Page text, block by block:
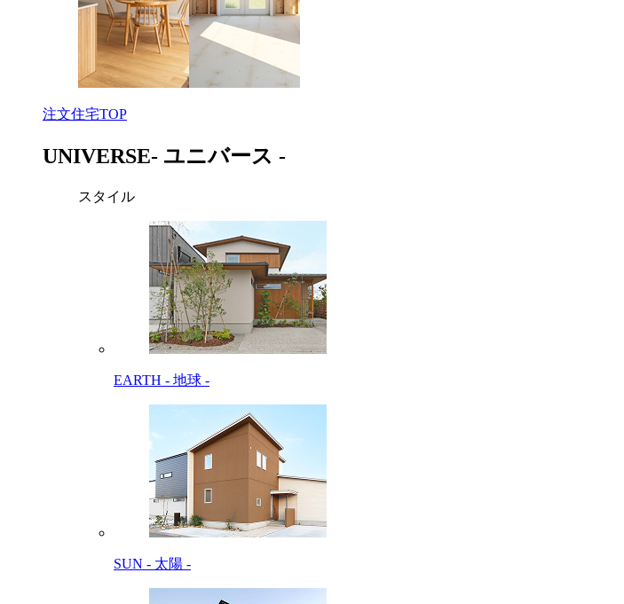
注文住宅TOP
UNIVERSE- ユニバース -
スタイル
EARTH - 地球 -
SUN - 太陽 -